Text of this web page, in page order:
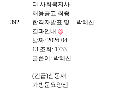
392
터 사회복지사
채용공고 최종
합격자발표 및
결과안내
날짜: 2026-04-
13 조회: 1733
글쓴이: 박혜신
박혜신
(긴급)삼동재
가방문요양센